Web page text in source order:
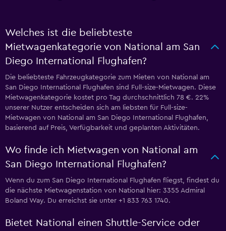
Welches ist die beliebteste
Mietwagenkategorie von National am San
Diego International Flughafen?
Die beliebteste Fahrzeugkategorie zum Mieten von National am
San Diego International Flughafen sind Full-size-Mietwagen. Diese
Mietwagenkategorie kostet pro Tag durchschnittlich 78 €. 22%
unserer Nutzer entscheiden sich am liebsten für Full-size-
Mietwagen von National am San Diego International Flughafen,
basierend auf Preis, Verfügbarkeit und geplanten Aktivitäten.
Wo finde ich Mietwagen von National am
San Diego International Flughafen?
Wenn du zum San Diego International Flughafen fliegst, findest du
die nächste Mietwagenstation von National hier: 3355 Admiral
Boland Way. Du erreichst sie unter +1 833 763 1740.
Bietet National einen Shuttle-Service oder